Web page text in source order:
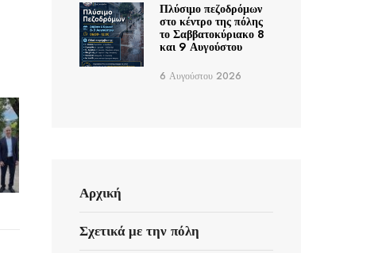
Πλύσιμο πεζοδρόμων
στο κέντρο της πόλης
το Σαββατοκύριακο 8
και 9 Αυγούστου
6 Αυγούστου 2026
Αρχική
Σχετικά με την πόλη